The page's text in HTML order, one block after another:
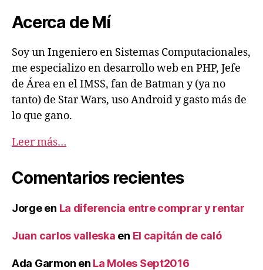
Acerca de Mí
Soy un Ingeniero en Sistemas Computacionales,
me especializo en desarrollo web en PHP, Jefe
de Área en el IMSS, fan de Batman y (ya no
tanto) de Star Wars, uso Android y gasto más de
lo que gano.
Leer más…
Comentarios recientes
Jorgeen La diferencia entre comprar y rentar
Juan carlos valleska en El capitán de caló
Ada Garmon en La Moles Sept2016